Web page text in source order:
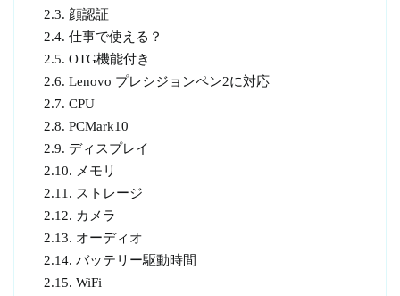
2.3. 顔認証
2.4. 仕事で使える？
2.5. OTG機能付き
2.6. Lenovo プレシジョンペン2に対応
2.7. CPU
2.8. PCMark10
2.9. ディスプレイ
2.10. メモリ
2.11. ストレージ
2.12. カメラ
2.13. オーディオ
2.14. バッテリー駆動時間
2.15. WiFi